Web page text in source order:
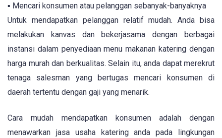
▪ Mencari konsumen atau pelanggan sebanyak-banyaknya
Untuk mendapatkan pelanggan relatif mudah. Anda bisa
melakukan kanvas dan bekerjasama dengan berbagai
instansi dalam penyediaan menu makanan katering dengan
harga murah dan berkualitas. Selain itu, anda dapat merekrut
tenaga salesman yang bertugas mencari konsumen di
daerah tertentu dengan gaji yang menarik.
Cara mudah mendapatkan konsumen adalah dengan
menawarkan jasa usaha katering anda pada lingkungan